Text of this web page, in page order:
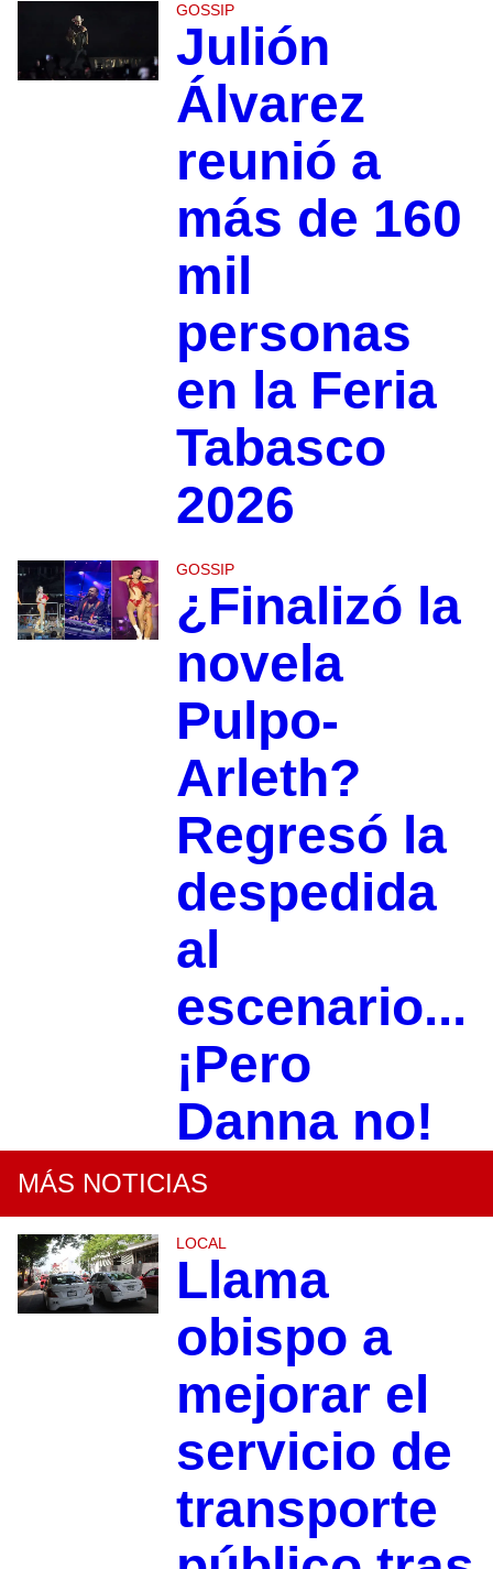
GOSSIP
Julión
Álvarez
reunió a
más de 160
mil
personas
en la Feria
Tabasco
2026
GOSSIP
¿Finalizó la
novela
Pulpo-
Arleth?
Regresó la
despedida
al
escenario...
¡Pero
Danna no!
MÁS NOTICIAS
LOCAL
Llama
obispo a
mejorar el
servicio de
transporte